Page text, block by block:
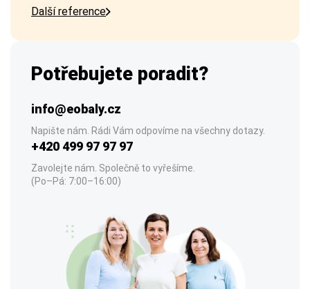
Další reference
Potřebujete poradit?
info@eobaly.cz
Napište nám. Rádi Vám odpovíme na všechny dotazy.
+420 499 97 97 97
Zavolejte nám. Společně to vyřešíme.
(Po–Pá: 7:00–16:00)